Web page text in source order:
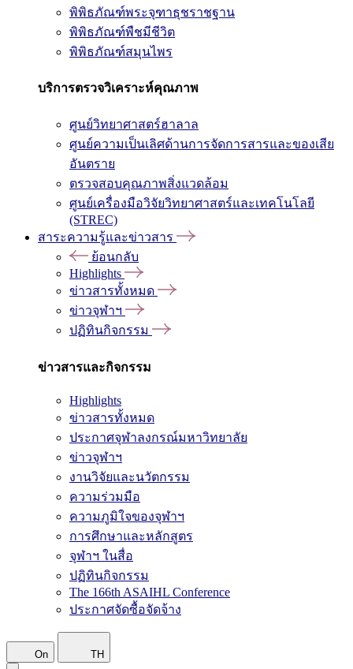
พิพิธภัณฑ์พระจุฑาธุชราชฐาน
พิพิธภัณฑ์พืชมีชีวิต
พิพิธภัณฑ์สมุนไพร
บริการตรวจวิเคราะห์คุณภาพ
ศูนย์วิทยาศาสตร์ฮาลาล
ศูนย์ความเป็นเลิศด้านการจัดการสารและของเสีย
อันตราย
ตรวจสอบคุณภาพสิ่งแวดล้อม
ศูนย์เครื่องมือวิจัยวิทยาศาสตร์และเทคโนโลยี
(STREC)
สาระความรู้และข่าวสาร
ย้อนกลับ
Highlights
ข่าวสารทั้งหมด
ข่าวจุฬาฯ
ปฏิทินกิจกรรม
ข่าวสารและกิจกรรม
Highlights
ข่าวสารทั้งหมด
ประกาศจุฬาลงกรณ์มหาวิทยาลัย
ข่าวจุฬาฯ
งานวิจัยและนวัตกรรม
ความร่วมมือ
ความภูมิใจของจุฬาฯ
การศึกษาและหลักสูตร
จุฬาฯ ในสื่อ
ปฏิทินกิจกรรม
The 166th ASAIHL Conference
ประกาศจัดซื้อจัดจ้าง
On TH